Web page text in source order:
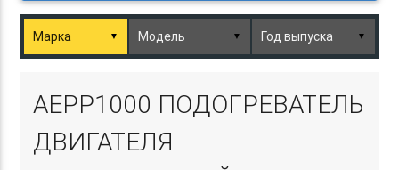
▼ ▼ ▼
AEPP1000 ПОДОГРЕВАТЕЛЬ
ДВИГАТЕЛЯ